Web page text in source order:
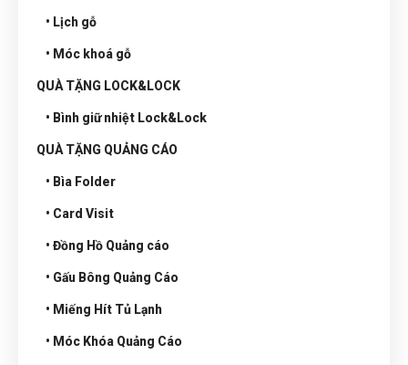
• Lịch gỗ
• Móc khoá gỗ
QUÀ TẶNG LOCK&LOCK
• Bình giữ nhiệt Lock&Lock
QUÀ TẶNG QUẢNG CÁO
• Bìa Folder
• Card Visit
• Đồng Hồ Quảng cáo
• Gấu Bông Quảng Cáo
• Miếng Hít Tủ Lạnh
• Móc Khóa Quảng Cáo